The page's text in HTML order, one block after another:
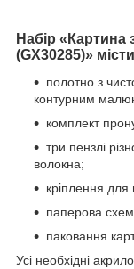
Набір «Картина
(GX30285)»
полотно з
контурним
комплект
три пензлі
волокна;
кріплення для
паперова
паковання
Усі необхідні